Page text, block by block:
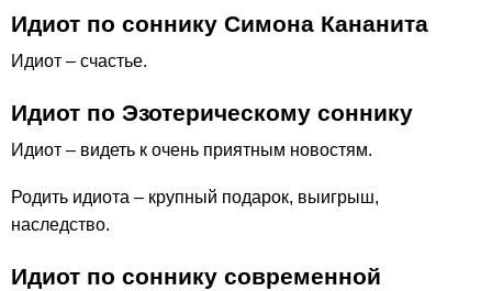
Идиот по соннику Симона Кананита
Идиот – счастье.
Идиот по Эзотерическому соннику
Идиот – видеть к очень приятным новостям.
Родить идиота – крупный подарок, выигрыш,
наследство.
Идиот по соннику современной